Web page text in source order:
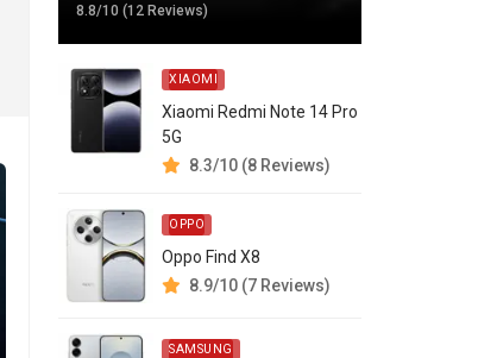
8.8/10 (12 Reviews)
XIAOMI
Xiaomi Redmi Note 14 Pro
5G
8.3/10 (8 Reviews)
OPPO
Oppo Find X8
8.9/10 (7 Reviews)
SAMSUNG